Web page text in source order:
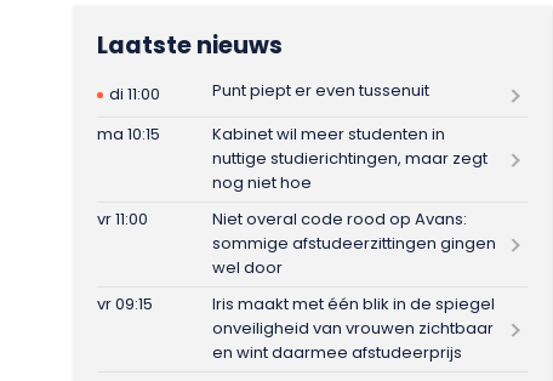
Laatste nieuws
di 11:00
Punt piept er even tussenuit
ma 10:15
Kabinet wil meer studenten in
nuttige studierichtingen, maar zegt
nog niet hoe
vr 11:00
Niet overal code rood op Avans:
sommige afstudeerzittingen gingen
wel door
vr 09:15
Iris maakt met één blik in de spiegel
onveiligheid van vrouwen zichtbaar
en wint daarmee afstudeerprijs